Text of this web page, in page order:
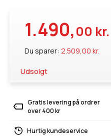
1.490,00 kr.
Du sparer: 2.509,00 kr.
Udsolgt
Gratis levering på ordrer
over 400 kr
Hurtig kundeservice